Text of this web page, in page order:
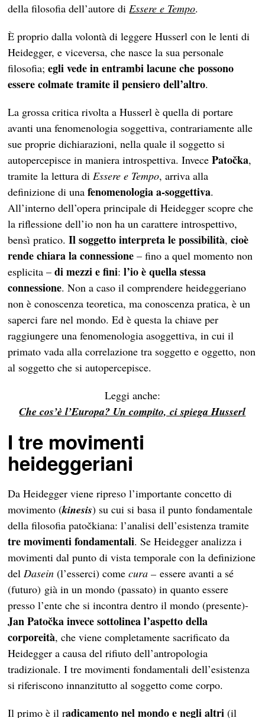
della filosofia dell’autore diEssere e Tempo.
È proprio dalla volontà di leggere Husserl con le lenti di
Heidegger, e viceversa, che nasce la sua personale
filosofia;egli vede in entrambi lacune che possono
essere colmate tramite il pensiero dell’altro.
La grossa critica rivolta a Husserl è quella di portare
avanti una fenomenologia soggettiva, contrariamente alle
sue proprie dichiarazioni, nella quale il soggetto si
autopercepisce in maniera introspettiva. InvecePatočka,
tramite la lettura diEssere e Tempo, arriva alla
definizione di unafenomenologia a-soggettiva.
All’interno dell’opera principale di Heidegger scopre che
la riflessione dell’io non ha un carattere introspettivo,
bensì pratico.Il soggetto interpreta le possibilità,cioè
rende chiara la connessione – fino a quel momento non
esplicita –di mezzi e fini:l’io è quella stessa
connessione. Non a caso il comprendere heideggeriano
non è conoscenza teoretica, ma conoscenza pratica, è un
saperci fare nel mondo. Ed è questa la chiave per
raggiungere una fenomenologia asoggettiva, in cui il
primato vada alla correlazione tra soggetto e oggetto, non
al soggetto che si autopercepisce.
Leggi anche:
Che cos’è l’Europa? Un compito, ci spiega Husserl
I tre movimenti
heideggeriani
Da Heidegger viene ripreso l’importante concetto di
movimento (kinesis) su cui si basail punto fondamentale
della filosofiapatočkiana: l’analisi dell’esistenza tramite
tre movimenti fondamentali. Se Heidegger analizza i
movimenti dal punto di vista temporale con la definizione
delDasein (l’esserci) comecura –essere avanti a sé
(futuro) già in un mondo(passato) in quanto essere
presso l’ente che si incontra dentro il mondo(presente)-
Jan Patočka invece sottolinea l’aspetto della
corporeità, che viene completamente sacrificato da
Heideggera causa del rifiuto dell’antropologia
tradizionale. I tre movimenti fondamentali dell’esistenza
si riferisconoinnanzitutto al soggetto come corpo.
Il primo è ilradicamento nel mondo e negli altri (il